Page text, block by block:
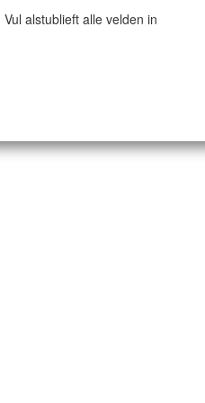
Vul alstublieft alle velden in